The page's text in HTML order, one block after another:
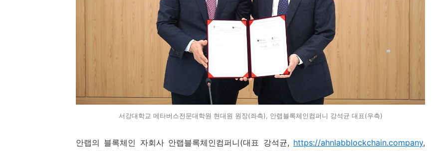
서강대학교 메타버스전문대학원 현대원 원장(좌측), 안랩블록체인컴퍼니 강석균 대표(우측)
안랩의 블록체인 자회사 안랩블록체인컴퍼니(대표 강석균, https://ahnlabblockchain.company,